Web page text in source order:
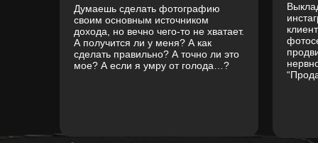
Думаешь сделать фотографию
своим основным источником
дохода, но вечно чего-то не хватает.
А получится ли у меня? А как
сделать правильно? А точно ли это
мое? А если я умру от голода…?